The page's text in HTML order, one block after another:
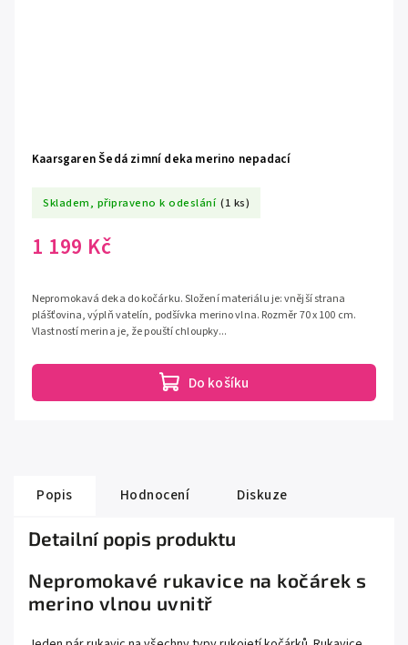
Kaarsgaren Šedá zimní deka merino nepadací
Skladem, připraveno k odeslání (1 ks)
1 199 Kč
Do košíku
Nepromokavá deka do kočárku. Složení materiálu je: vnější strana
plášťovina, výplň vatelín, podšívka merino vlna. Rozměr 70 x 100 cm.
Vlastností merina je, že pouští chloupky...
Popis Hodnocení Diskuze
Detailní popis produktu
Nepromokavé rukavice na kočárek s
merino vlnou uvnitř